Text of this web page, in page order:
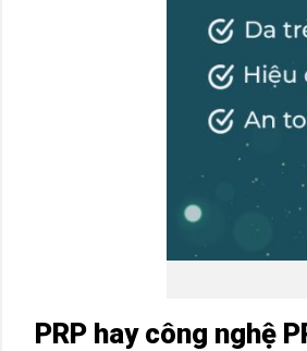
PRP hay công nghệ